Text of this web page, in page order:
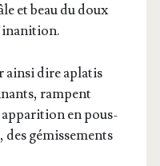
et beau du doux
ain­si dire apla­tis
rampent
appa­ri­tion en pous­
gémis­se­ments